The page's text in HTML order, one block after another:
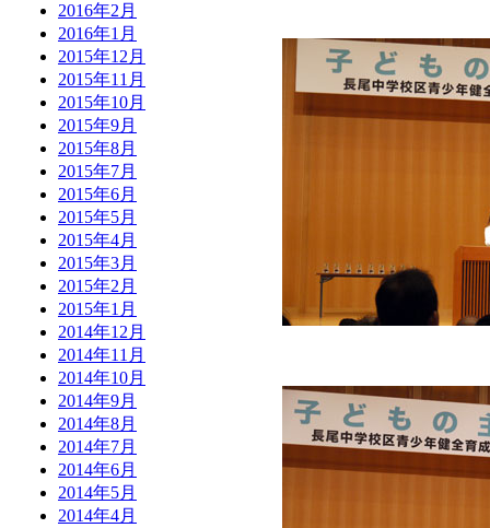
2016年2月
2016年1月
2015年12月
2015年11月
2015年10月
2015年9月
2015年8月
2015年7月
2015年6月
2015年5月
2015年4月
2015年3月
2015年2月
2015年1月
2014年12月
2014年11月
2014年10月
2014年9月
2014年8月
2014年7月
2014年6月
2014年5月
2014年4月